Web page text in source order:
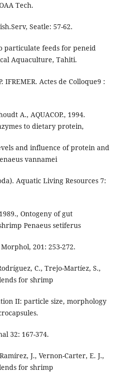
Tech.
Seatle: 57-62.
particulate feeds for peneid
Aquaculture, Tahiti.
IFREMER. Actes de Colloque9 :
A., AQUACOP., 1994.
to dietary protein,
and influence of protein and
vannamei
Aquatic Living Resources 7:
Ontogeny of gut
Penaeus setiferus
201: 253-272.
C., Trejo-Martíez, S.,
for shrimp
II: particle size, morphology
32: 167-374.
J., Vernon-Carter, E. J.,
for shrimp